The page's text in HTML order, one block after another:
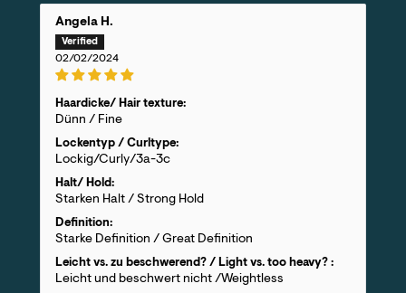
Angela H.
02/02/2024
Haardicke/ Hair texture:
Dünn / Fine
Lockentyp / Curltype:
Lockig/Curly/3a-3c
Halt/ Hold:
Starken Halt / Strong Hold
Definition:
Starke Definition / Great Definition
Leicht vs. zu beschwerend? / Light vs. too heavy? :
Leicht und beschwert nicht /Weightless